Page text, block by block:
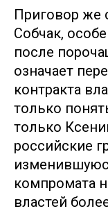
Приговор же
Собчак,
после
означает
контракта
только
только
российские
компромата
властей